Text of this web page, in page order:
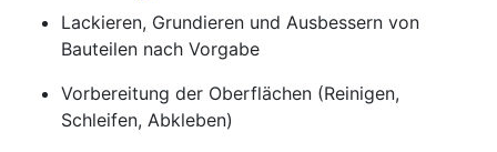
Lackieren, Grundieren und Ausbessern von
Bauteilen nach Vorgabe
Vorbereitung der Oberflächen (Reinigen,
Schleifen, Abkleben)